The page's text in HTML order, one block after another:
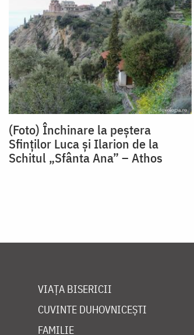
(Foto) Închinare la peștera
Sfinților Luca și Ilarion de la
Schitul „Sfânta Ana” – Athos
VIAȚA BISERICII
CUVINTE DUHOVNICEȘTI
FAMILIE